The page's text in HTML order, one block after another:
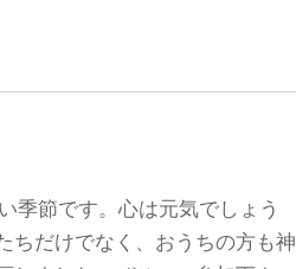
季節です。心は元気でしょう
ちだけでなく、おうちの方も神